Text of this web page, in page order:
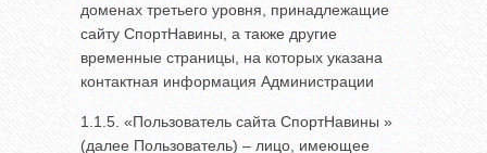
доменах третьего уровня, принадлежащие
сайту СпортНавины, а также другие
временные страницы, на которых указана
контактная информация Администрации
1.1.5. «Пользователь сайта СпортНавины »
(далее Пользователь) – лицо, имеющее